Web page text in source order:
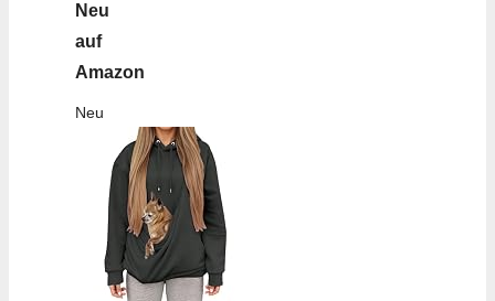
Neu
auf
Amazon
Neu